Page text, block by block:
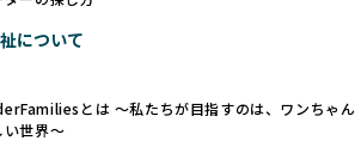
ーディングでは、母犬の出産負担を考
れ、親犬が心身ともに疲弊するケース
、コストカットのために食事を減らし
を与える、適切な健康管理が行われな
は、深い知識と豊富な経験が欠かせま
種類以上あり、それぞれに特有の健康
器系のトラブルを抱えやすく、ラブラ
には股関節形成不全への注意が必要で
との違いを熟知し、適切なケアを提供
について
とは 〜私たちが目指すのは、ワンちゃん
い世界〜